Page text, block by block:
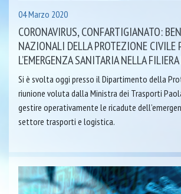
04 Marzo 2020
CORONAVIRUS, CONFARTIGIANATO:
NAZIONALI DELLA PROTEZIONE CIVILE
L’EMERGENZA SANITARIA NELLA
Si è svolta oggi presso il Dipartimento della
riunione voluta dalla Ministra dei Trasporti
gestire operativamente le ricadute
settore trasporti e logistica.